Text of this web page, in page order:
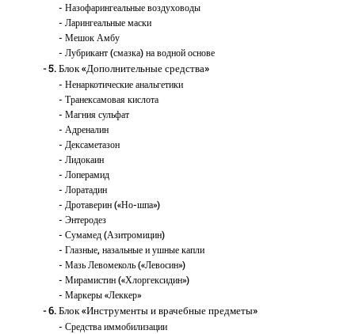
Назофарингеальные воздуховоды
Ларингеальные маски
Мешок Амбу
Лубрикант (смазка) на водной основе
5. Блок «Дополнительные средства»
Ненаркотические анальгетики
Транексамовая кислота
Магния сульфат
Адреналин
Дексаметазон
Лидокаин
Лоперамид
Лоратадин
Дротаверин («Но-шпа»)
Энтеродез
Сумамед (Азитромицин)
Глазные, назальные и ушные капли
Мазь Левомеколь («Левосин»)
Мирамистин («Хлоргексидин»)
Маркеры «Леккер»
6. Блок «Инструменты и врачебные предметы»
Средства иммобилизации